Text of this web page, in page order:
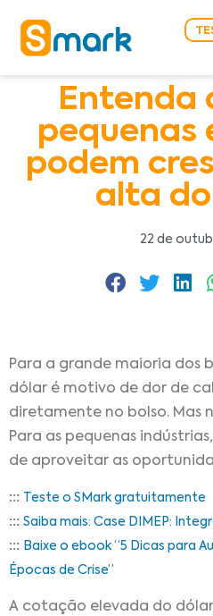
Entenda
pequenas
podem
alta
22 de
Para a grande maioria dos
dólar é motivo de dor de
diretamente no bolso. Mas
Para as pequenas
de aproveitar as
::: Teste o SMark gratuitamente
::: Saiba mais: Case DIMEP:
::: Baixe o ebook “5 Dicas para
Épocas de Crise”
A cotação elevada do